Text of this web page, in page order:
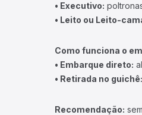
• Executivo:
• Leito ou Leito-
Como funciona o
• Embarque direto:
• Retirada no guichê:
Recomendação: